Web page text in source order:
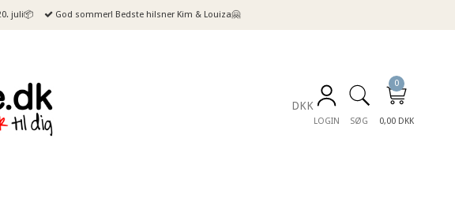
juli📦 God sommer! Bedste hilsner Kim & Louiza🤗
DKK
LOGIN SØG
0
0,00 DKK